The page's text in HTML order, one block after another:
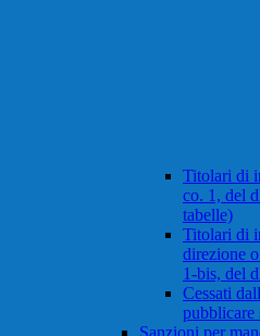
Titolari di
co. 1, del
tabelle)
Titolari di
direzione
1-bis, del
Cessati
pubblicare